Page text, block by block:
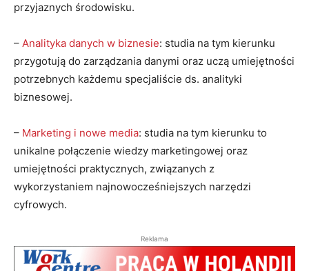
przyjaznych środowisku.
– Analityka danych w biznesie: studia na tym kierunku
przygotują do zarządzania danymi oraz uczą umiejętności
potrzebnych każdemu specjaliście ds. analityki
biznesowej.
– Marketing i nowe media: studia na tym kierunku to
unikalne połączenie wiedzy marketingowej oraz
umiejętności praktycznych, związanych z
wykorzystaniem najnowocześniejszych narzędzi
cyfrowych.
Reklama